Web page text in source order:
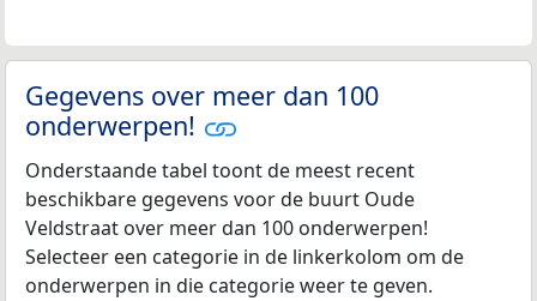
Gegevens over meer dan 100
onderwerpen!
Onderstaande tabel toont de meest recent
beschikbare gegevens voor de buurt Oude
Veldstraat over meer dan 100 onderwerpen!
Selecteer een categorie in de linkerkolom om de
onderwerpen in die categorie weer te geven.